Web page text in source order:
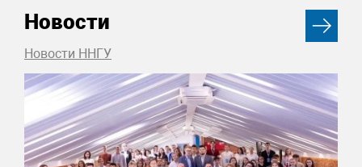
Новости
Новости ННГУ